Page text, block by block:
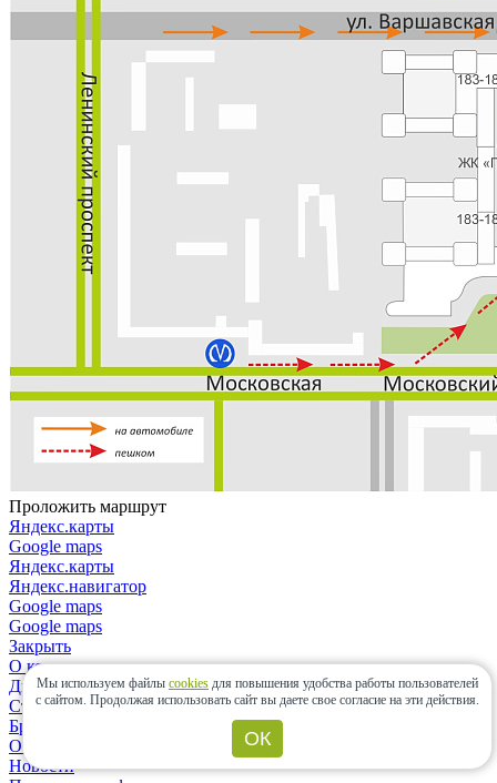
Проложить маршрут
Яндекс.карты
Google maps
Яндекс.карты
Яндекс.навигатор
Google maps
Google maps
Закрыть
О компании
Дизайнерам и архитекторам
Строительным организациям
Бренды
Отзывы
Новости
Мы используем файлы cookies для повышения удобства работы пользователей
с сайтом. Продолжая использовать сайт вы даете свое согласие на эти действия.
ОК